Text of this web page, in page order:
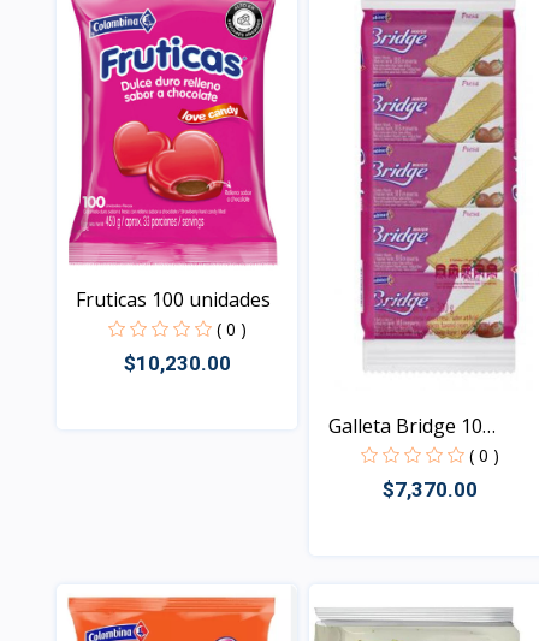
Fruticas 100 unidades
( 0 )
$10,230.00
Galleta Bridge 10
Paque...
( 0 )
$7,370.00